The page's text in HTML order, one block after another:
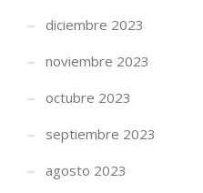
diciembre 2023
noviembre 2023
octubre 2023
septiembre 2023
agosto 2023